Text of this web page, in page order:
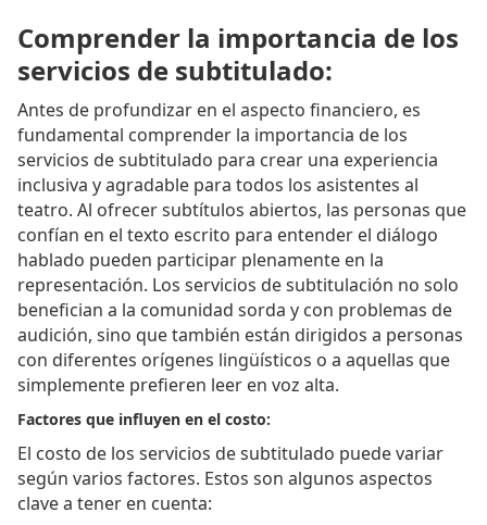
Comprender la importancia de los
servicios de subtitulado:
Antes de profundizar en el aspecto financiero, es
fundamental comprender la importancia de los
servicios de subtitulado para crear una experiencia
inclusiva y agradable para todos los asistentes al
teatro. Al ofrecer subtítulos abiertos, las personas que
confían en el texto escrito para entender el diálogo
hablado pueden participar plenamente en la
representación. Los servicios de subtitulación no solo
benefician a la comunidad sorda y con problemas de
audición, sino que también están dirigidos a personas
con diferentes orígenes lingüísticos o a aquellas que
simplemente prefieren leer en voz alta.
Factores que influyen en el costo:
El costo de los servicios de subtitulado puede variar
según varios factores. Estos son algunos aspectos
clave a tener en cuenta: